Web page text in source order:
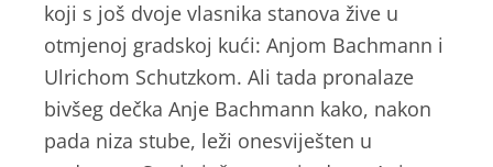
koji s još dvoje vlasnika stanova žive u
otmjenoj gradskoj kući: Anjom Bachmann i
Ulrichom Schutzkom. Ali tada pronalaze
bivšeg dečka Anje Bachmann kako, nakon
pada niza stube, leži onesviješten u